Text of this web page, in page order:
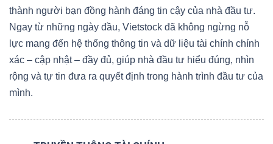
thành người bạn đồng hành đáng tin cậy của nhà đầu tư.
Ngay từ những ngày đầu, Vietstock đã không ngừng nỗ
lực mang đến hệ thống thông tin và dữ liệu tài chính chính
xác – cập nhật – đầy đủ, giúp nhà đầu tư hiểu đúng, nhìn
rộng và tự tin đưa ra quyết định trong hành trình đầu tư của
mình.